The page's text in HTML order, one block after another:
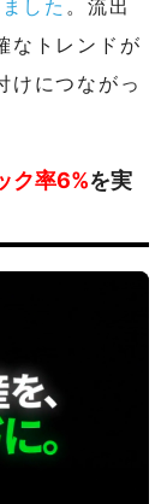
した 。流出
なトレンドが
けにつながっ
ク率6%を実